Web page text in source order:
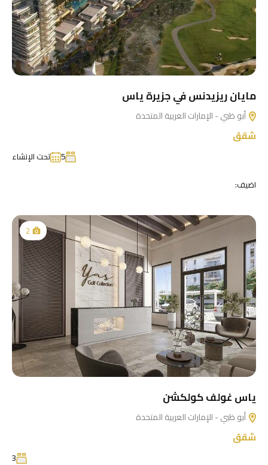
مايان ريزيدنس في جزيرة ياس
أبو ظبي - الإمارات العربية المتحدة
شقق
5
تحت الإنشاء
اضيف:
2
ياس غولف كولكشن
أبو ظبي - الإمارات العربية المتحدة
شقق
3